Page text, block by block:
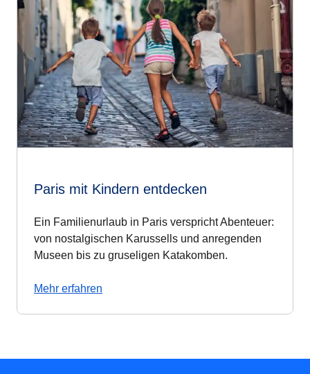
Paris mit Kindern entdecken
Ein Familienurlaub in Paris verspricht Abenteuer:
von nostalgischen Karussells und anregenden
Museen bis zu gruseligen Katakomben.
Mehr erfahren